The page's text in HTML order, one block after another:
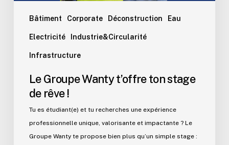
Bâtiment Corporate Déconstruction Eau
Electricité Industrie&Circularité
Infrastructure
Le Groupe Wanty t’offre ton stage
de rêve !
Tu es étudiant(e) et tu recherches une expérience
professionnelle unique, valorisante et impactante ? Le
Groupe Wanty te propose bien plus qu’un simple stage :